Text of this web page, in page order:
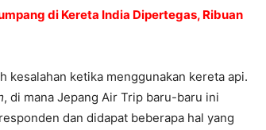
di Kereta India Dipertegas, Ribuan
ketika menggunakan kereta api.
, di mana Jepang Air Trip baru-baru ini
dan didapat beberapa hal yang